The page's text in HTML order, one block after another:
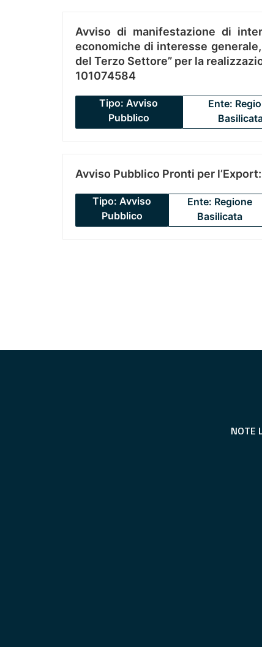
Avviso di manifestazione di
economiche di interesse
del Terzo Settore” per la
101074584
Tipo: Avviso
Pubblico
Ente:
Avviso Pubblico Pronti per
Tipo: Avviso
Pubblico
Ente: Regione
Basilicata
NOTE